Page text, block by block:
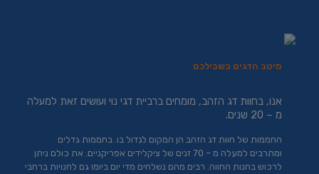
מיטב הדגים בשבילכם
אנו, בחוות דג הזהב, מומחים ברביית דגי נוי ועושים זאת למעלה
מ – 20 שנים.
החממות של חוות דג הזהב הן המקום לגדול בו. בחממות גדלים
ומתרבים למעלה מ – 70 זנים של ציקלידים אפריקניים. את כולם ניתן
לרכוש בחנות החווה. רבים מהם נשלחים מדי יום ביומו גם לחנויות ברחבי